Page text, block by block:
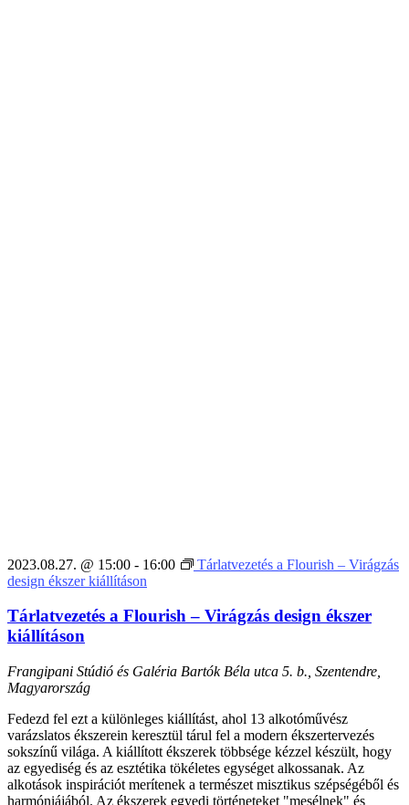
2023.08.27. @ 15:00 - 16:00
Tárlatvezetés a Flourish – Virágzás
design ékszer kiállításon
Tárlatvezetés a Flourish – Virágzás design ékszer
kiállításon
Frangipani Stúdió és Galéria Bartók Béla utca 5. b., Szentendre,
Magyarország
Fedezd fel ezt a különleges kiállítást, ahol 13 alkotóművész
varázslatos ékszerein keresztül tárul fel a modern ékszertervezés
sokszínű világa. A kiállított ékszerek többsége kézzel készült, hogy
az egyediség és az esztétika tökéletes egységet alkossanak. Az
alkotások inspirációt merítenek a természet misztikus szépségéből és
harmóniájából. Az ékszerek egyedi történeteket "mesélnek" és